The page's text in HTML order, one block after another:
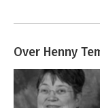
Over Henny